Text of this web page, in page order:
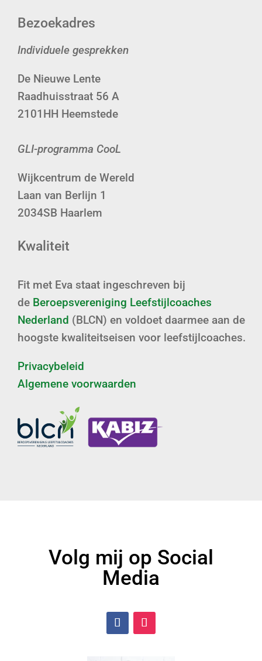
Bezoekadres
Individuele gesprekken
De Nieuwe Lente
Raadhuisstraat 56 A
2101HH Heemstede
GLI-programma CooL
Wijkcentrum de Wereld
Laan van Berlijn 1
2034SB Haarlem
Kwaliteit
Fit met Eva staat ingeschreven bij
de Beroepsvereniging Leefstijlcoaches
Nederland (BLCN) en voldoet daarmee aan de
hoogste kwaliteitseisen voor leefstijlcoaches.
Privacybeleid
Algemene voorwaarden
Volg mij op Social
Media